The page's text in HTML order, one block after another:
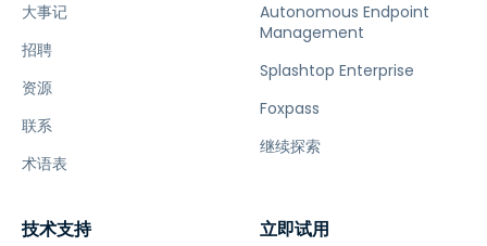
大事记
招聘
资源
联系
术语表
Autonomous Endpoint
Management
Splashtop Enterprise
Foxpass
继续探索
技术支持 立即试用